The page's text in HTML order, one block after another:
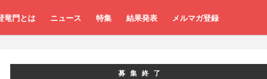
竜門とは ニュース 特集 結果発表 メルマガ登録
募集終了